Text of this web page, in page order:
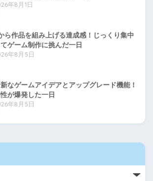
年8月1日
ら作品を組み上げる達成感！じっくり集中
てゲーム制作に挑んだ一日
年8月5日
なゲームアイデアとアップグレード機能！
が爆発した一日
年8月5日